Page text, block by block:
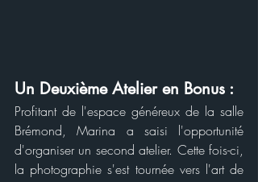
Un Deuxième Atelier en Bonus :
Profitant de l'espace généreux de la salle
Brémond, Marina a saisi l'opportunité
d'organiser un second atelier. Cette fois-ci,
la photographie s'est tournée vers l'art de